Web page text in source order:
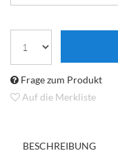
Frage zum Produkt
Auf die Merkliste
BESCHREIBUNG